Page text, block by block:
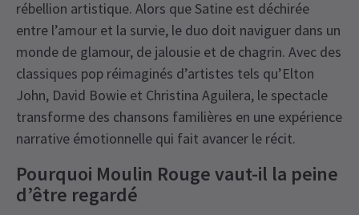
rébellion artistique. Alors que Satine est déchirée
entre l’amour et la survie, le duo doit naviguer dans un
monde de glamour, de jalousie et de chagrin. Avec des
classiques pop réimaginés d’artistes tels qu’Elton
John, David Bowie et Christina Aguilera, le spectacle
transforme des chansons familières en une expérience
narrative émotionnelle qui fait avancer le récit.
Pourquoi Moulin Rouge vaut-il la peine
d’être regardé